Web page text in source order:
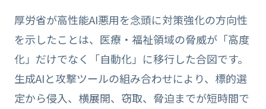
厚労省が高性能AI悪用を念頭に対策強化の方向性
を示したことは、医療・福祉領域の脅威が「高度
化」だけでなく「自動化」に移行した合図です。
生成AIと攻撃ツールの組み合わせにより、標的選
定から侵入、横展開、窃取、脅迫までが短時間で